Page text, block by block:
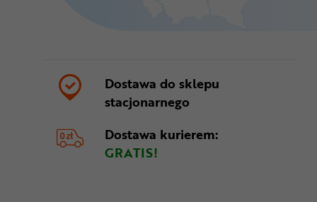
Dostawa do sklepu
stacjonarnego
Dostawa kurierem:
GRATIS!